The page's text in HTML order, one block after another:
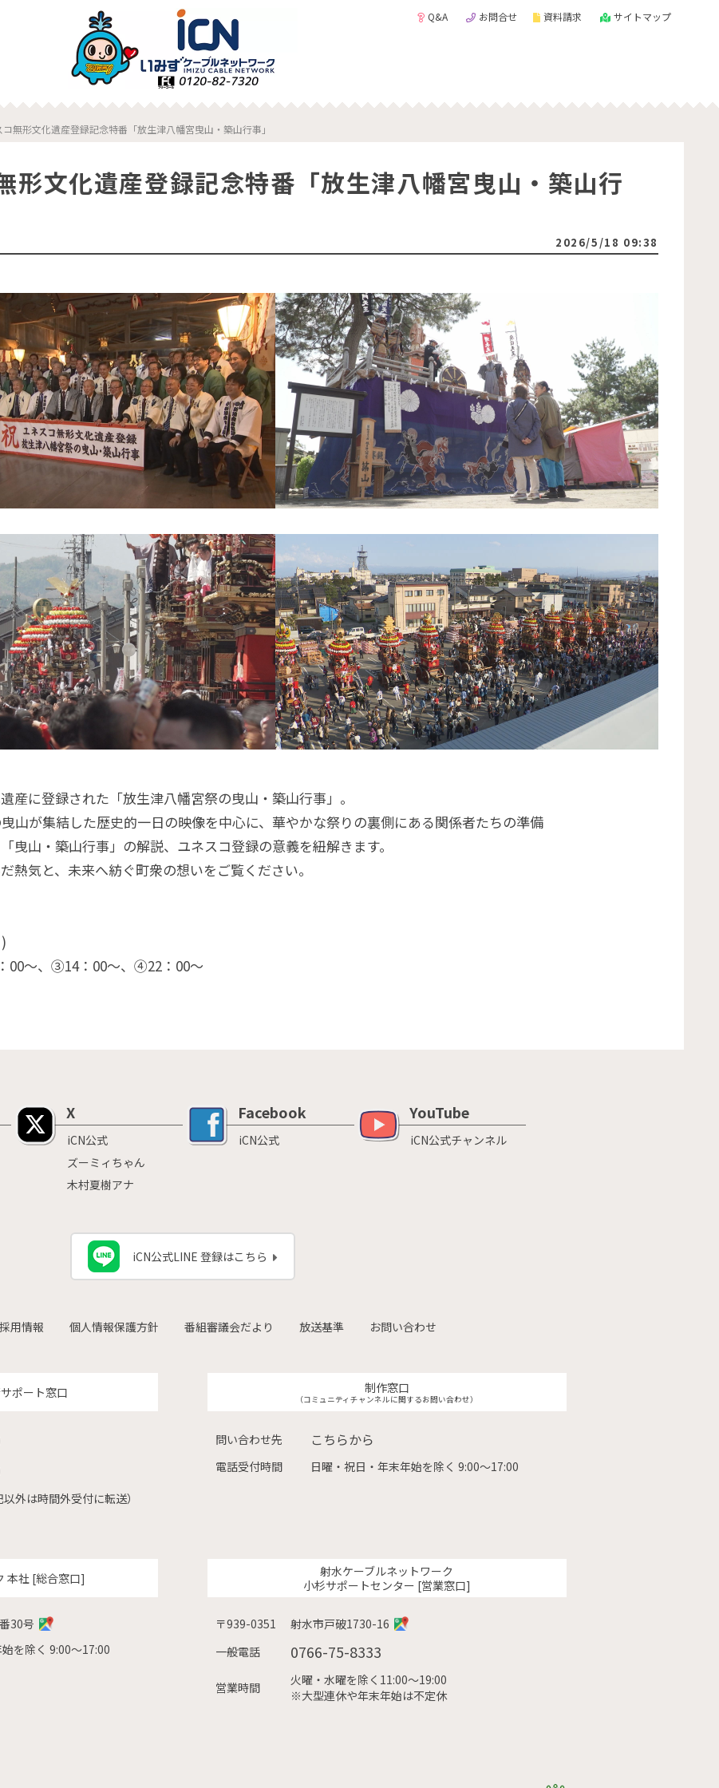
Q&A お問合せ 資料請求 サイトマップ
コ無形文化遺産登録記念特番「放生津八幡宮曳山・築山行事」
形文化遺産登録記念特番「放生津八幡宮曳山・築山行
2026/5/18 09:38
産に登録された「放生津八幡宮祭の曳山・築山行事」。
山が集結した歴史的一日の映像を中心に、華やかな祭りの裏側にある関係者たちの準備
曳山・築山行事」の解説、ユネスコ登録の意義を紐解きます。
熱気と、未来へ紡ぐ町衆の想いをご覧ください。
〜、③14：00〜、④22：00〜
X
iCN公式
ズーミィちゃん
木村夏樹アナ
Facebook
iCN公式
YouTube
iCN公式チャンネル
iCN公式LINE 登録はこちら
採用情報 個人情報保護方針 番組審議会だより 放送基準 お問い合わせ
ポート窓口
外は時間外受付に転送）
制作窓口
（コミュニティチャンネルに関するお問い合わせ）
問い合わせ先 こちらから
電話受付時間 日曜・祝日・年末年始を除く 9:00〜17:00
本社 [総合窓口]
30号
を除く 9:00〜17:00
射水ケーブルネットワーク
小杉サポートセンター [営業窓口]
〒939-0351
射水市戸破1730-16
一般電話
0766-75-8333
営業時間
火曜・水曜を除く11:00〜19:00
※大型連休や年末年始は不定休